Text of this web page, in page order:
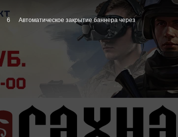
5 Автоматическое закрытие баннера через